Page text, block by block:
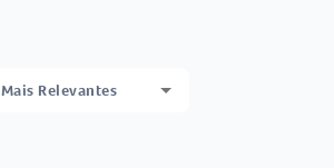
Mais Relevantes